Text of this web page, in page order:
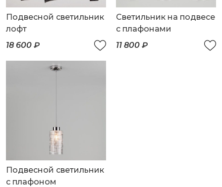
Подвесной светильник
лофт
18 600 ₽
Светильник на подвесе
с плафонами
11 800 ₽
Подвесной светильник
с плафоном